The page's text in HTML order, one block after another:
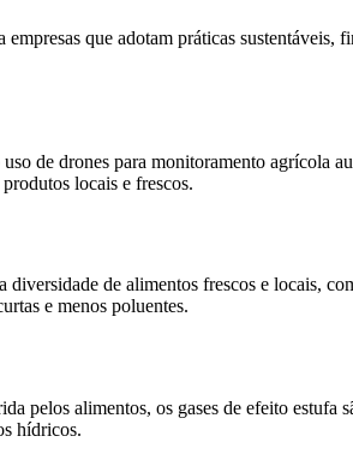
que adotam práticas sustentáveis,
de drones para monitoramento agrícola
locais e frescos.
de alimentos frescos e locais,
e menos poluentes.
pelos alimentos, os gases de efeito estufa
hídricos.